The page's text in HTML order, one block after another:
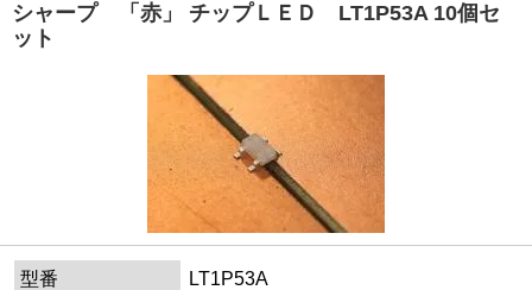
シャープ 「赤」 チップＬＥＤ LT1P53A 10個セ
ット
型番
LT1P53A